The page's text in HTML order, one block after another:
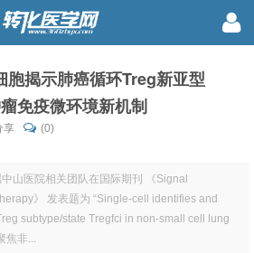
胞揭示肺癌循环Treg新亚型
免疫微环境新机制
享
(0)
山医院相关团队在国际期刊 《Signal
》 发表题为 “Single-cell identifies and
subtype/state Tregfci in non-small cell lung
焦非...